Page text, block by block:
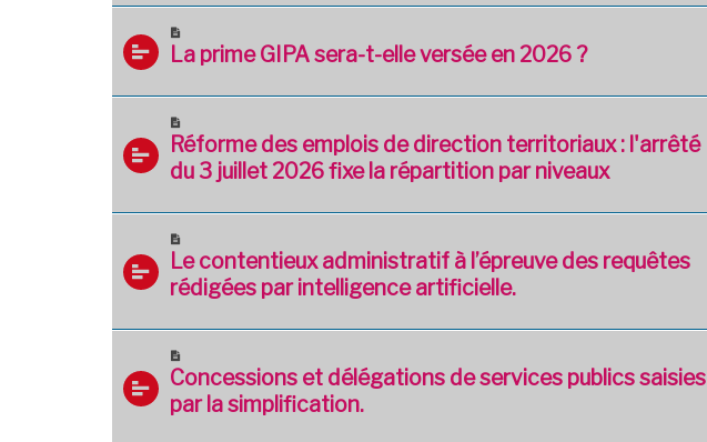
La prime GIPA sera-t-elle versée en 2026 ?
Réforme des emplois de direction territoriaux : l'arrêté
du 3 juillet 2026 fixe la répartition par niveaux
Le contentieux administratif à l’épreuve des requêtes
rédigées par intelligence artificielle.
Concessions et délégations de services publics saisies
par la simplification.